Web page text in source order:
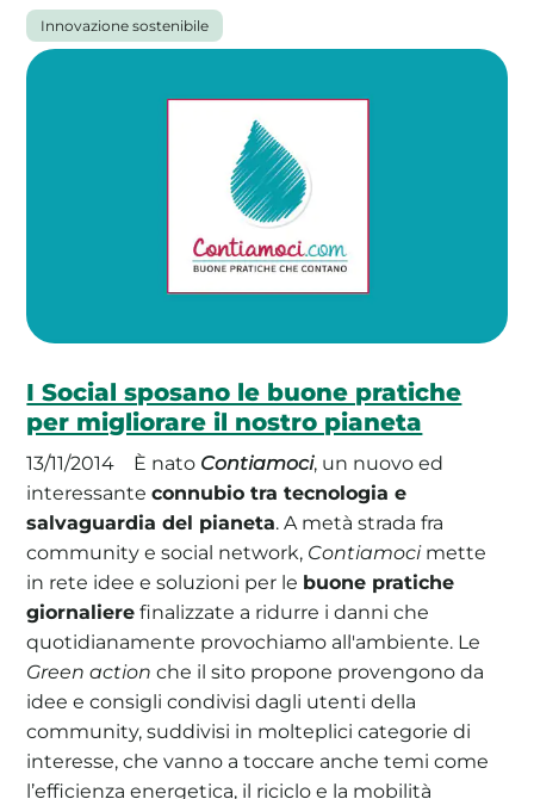
Innovazione sostenibile
I Social sposano le buone pratiche
per migliorare il nostro pianeta
13/11/2014 È nato Contiamoci, un nuovo ed
interessanteconnubio tra tecnologia e
salvaguardia del pianeta. A metà strada fra
community e social network, Contiamocimette
in rete idee e soluzioni per le buone pratiche
giornaliere finalizzate a ridurre i danni che
quotidianamente provochiamo all'ambiente. Le
Green action che il sito propone provengono da
idee e consigli condivisi dagli utenti della
community, suddivisi in molteplici categorie di
interesse, che vanno a toccare anche temi come
l’efficienza energetica, il riciclo e la mobilità